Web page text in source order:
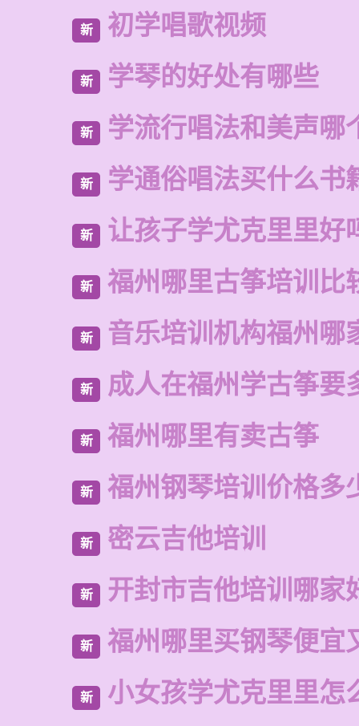
新 初学唱歌视频
新 学琴的好处有哪些
新 学流行唱法和美声哪
新 学通俗唱法买什么书
新 让孩子学尤克里里好
新 福州哪里古筝培训比
新 音乐培训机构福州哪
新 成人在福州学古筝要
新 福州哪里有卖古筝
新 福州钢琴培训价格多
新 密云吉他培训
新 开封市吉他培训哪家
新 福州哪里买钢琴便宜
新 小女孩学尤克里里怎